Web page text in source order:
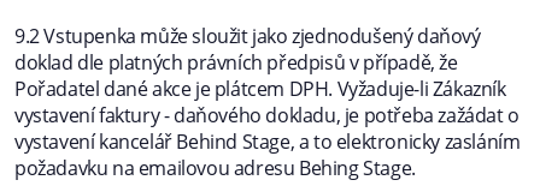
9.2 Vstupenka může sloužit jako zjednodušený daňový
doklad dle platných právních předpisů v případě, že
Pořadatel dané akce je plátcem DPH. Vyžaduje-li Zákazník
vystavení faktury - daňového dokladu, je potřeba zažádat o
vystavení kancelář Behind Stage, a to elektronicky zasláním
požadavku na emailovou adresu Behing Stage.